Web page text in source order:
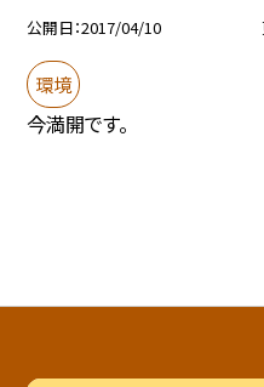
公開日 2017/04/10
環境
今満開です。